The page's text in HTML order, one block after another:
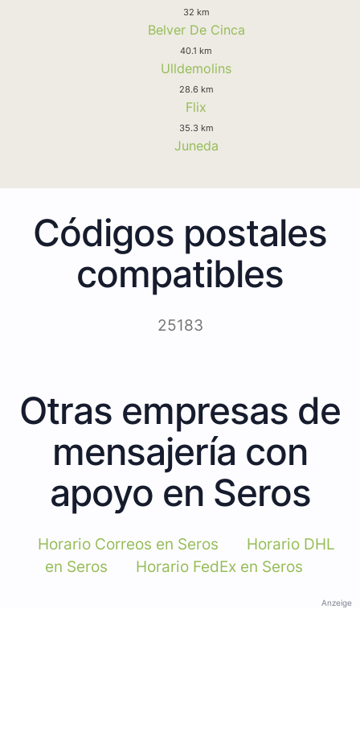
32 km
Belver De Cinca
40.1 km
Ulldemolins
28.6 km
Flix
35.3 km
Juneda
Códigos postales
compatibles
25183
Otras empresas de
mensajería con
apoyo en Seros
Horario Correos en Seros
Horario DHL
en Seros
Horario FedEx en Seros
Anzeige